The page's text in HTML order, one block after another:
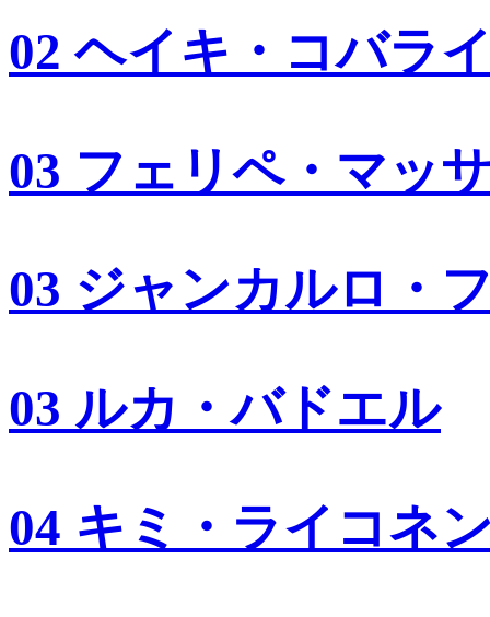
02 ヘイキ・コバラ
03 フェリペ・マッ
03 ジャンカルロ・
03 ルカ・バドエル
04 キミ・ライコネ